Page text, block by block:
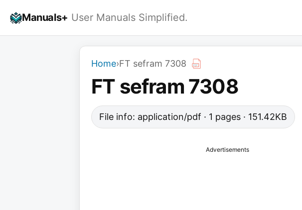
Manuals+ User Manuals Simplified.
Home›FT sefram 7308
FT sefram 7308
File info: application/pdf · 1 pages · 151.42KB
Advertisements